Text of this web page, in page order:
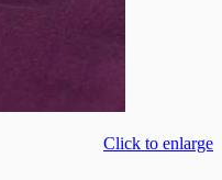
Click to enlarge